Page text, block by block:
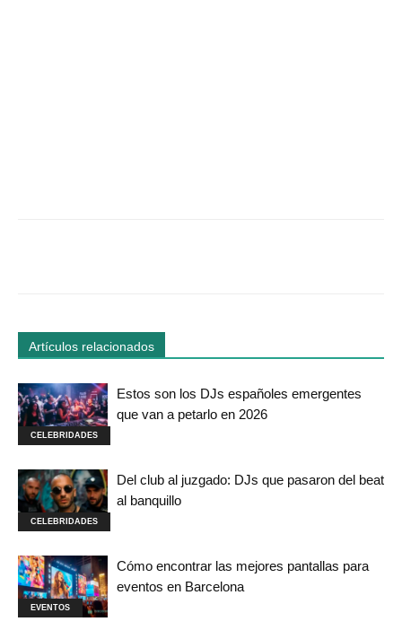
Artículos relacionados
CELEBRIDADES
Estos son los DJs españoles emergentes
que van a petarlo en 2026
CELEBRIDADES
Del club al juzgado: DJs que pasaron del beat
al banquillo
EVENTOS
Cómo encontrar las mejores pantallas para
eventos en Barcelona